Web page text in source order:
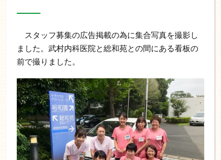
スタッフ募集の広告掲載の為に集合写真を撮影し
ました。武村内科医院と総和苑との間にある看板の
前で撮りました。